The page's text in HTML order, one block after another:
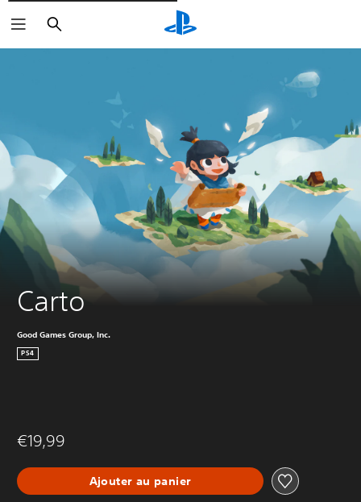
Rechercher
Carto
Good Games Group, Inc.
PS4
€19,99
Ajouter au panier